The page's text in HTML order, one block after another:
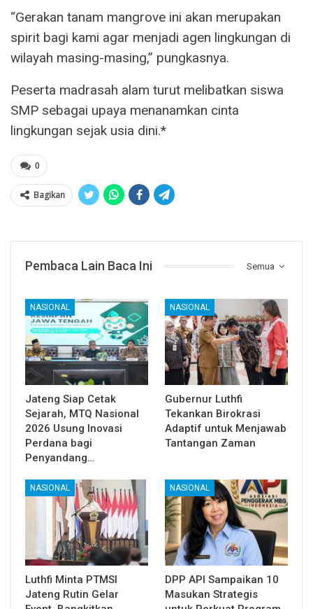
“Gerakan tanam mangrove ini akan merupakan
spirit bagi kami agar menjadi agen lingkungan di
wilayah masing-masing,” pungkasnya.
Peserta madrasah alam turut melibatkan siswa
SMP sebagai upaya menanamkan cinta
lingkungan sejak usia dini.*
0
Bagikan
Semua
Pembaca Lain Baca Ini
NASIONAL
Jateng Siap Cetak
Sejarah, MTQ Nasional
2026 Usung Inovasi
Perdana bagi
Penyandang…
NASIONAL
Gubernur Luthfi
Tekankan Birokrasi
Adaptif untuk Menjawab
Tantangan Zaman
NASIONAL
Luthfi Minta PTMSI
Jateng Rutin Gelar
NASIONAL
DPP API Sampaikan 10
Masukan Strategis